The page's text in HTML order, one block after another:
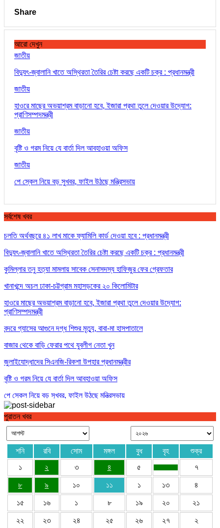
Share
আরো দেখুন
জাতীয়
বিদ্যুৎ-জ্বালানি খাতে অস্থিরতা তৈরির চেষ্টা করছে একটি চক্র : প্রধানমন্ত্রী
জাতীয়
হাওরে মাছের অভয়াশ্রম বাড়ানো হবে, ইজারা প্রথা তুলে দেওয়ার উদ্যোগ:
প্রাণিসম্পদমন্ত্রী
জাতীয়
বৃষ্টি ও গরম নিয়ে যে বার্তা দিল আবহাওয়া অফিস
জাতীয়
পে স্কেল নিয়ে বড় সুখবর, ফাইল উঠছে মন্ত্রিসভায়
সর্বশেষ খবর
চলতি অর্থবছরে ৪১ লাখ মাকে ফ্যামিলি কার্ড দেওয়া হবে : প্রধানমন্ত্রী
বিদ্যুৎ-জ্বালানি খাতে অস্থিরতা তৈরির চেষ্টা করছে একটি চক্র : প্রধানমন্ত্রী
কুমিল্লার তনু হত্যা মামলায় সাবেক সেনাসদস্য হাফিজুর ফের গ্রেফতার
খানাখন্দে অচল ঢাকা-চট্টগ্রাম মহাসড়কের ২০ কিলোমিটার
হাওরে মাছের অভয়াশ্রম বাড়ানো হবে, ইজারা প্রথা তুলে দেওয়ার উদ্যোগ:
প্রাণিসম্পদমন্ত্রী
বন্দরে গ্যাসের আগুনে দগ্ধ শিশুর মৃত্যু, বাবা-মা হাসপাতালে
বাজার থেকে বাড়ি ফেরার পথে যুবলীগ নেতা খুন
জুলাইযোদ্ধাদের সিএনজি-রিকশা উপহার প্রধানমন্ত্রীর
বৃষ্টি ও গরম নিয়ে যে বার্তা দিল আবহাওয়া অফিস
পে স্কেল নিয়ে বড় সুখবর, ফাইল উঠছে মন্ত্রিসভায়
পুরাতন খবর
শনি রবি সোম মঙ্গল বুধ বৃহ
শুক্র
১
২ ৩ ৪ ৫ ৭
৮ ৯ ১০ ১১ ১ ১৩ ৪
১৫ ১৬ ১ ৮ ১৯ ২০ ২১
২২ ২৩ ২৪ ২৫ ২৬ ২৭ ২